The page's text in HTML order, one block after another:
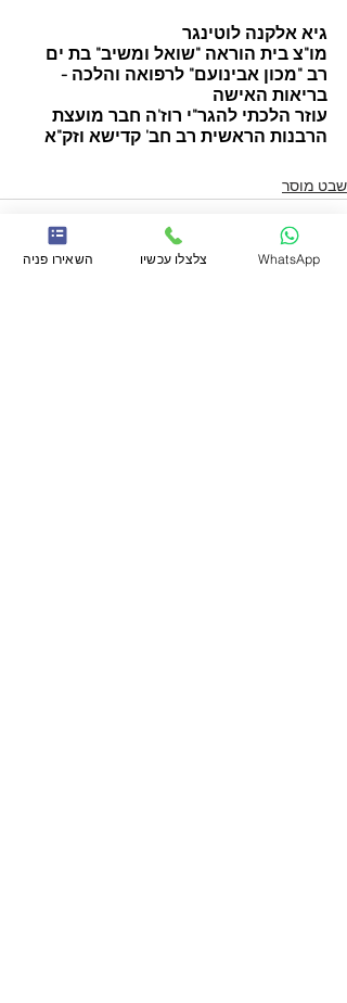
גיא אלקנה לוטינגר
מו"צ בית הוראה "שואל ומשיב" בת ים
רב "מכון אבינועם" לרפואה והלכה -
בריאות האישה
עוזר הלכתי להגר"י רוז'ה חבר מועצת
הרבנות הראשית רב חב' קדישא וזק"א
שבט מוסר
השאירו פניה צלצלו עכשיו WhatsApp